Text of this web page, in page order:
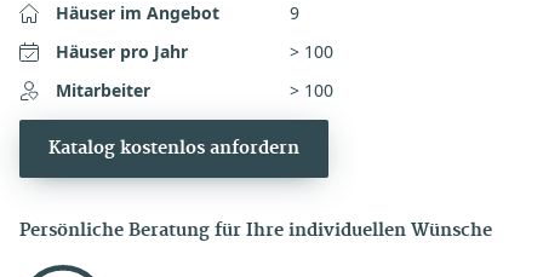
Häuser im Angebot
9
Häuser pro Jahr
> 100
Mitarbeiter
> 100
Katalog kostenlos anfordern
Persönliche Beratung für Ihre individuellen Wünsche